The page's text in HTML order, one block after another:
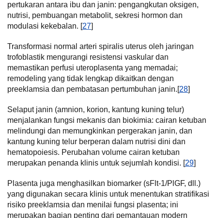
pertukaran antara ibu dan janin: pengangkutan oksigen,
nutrisi, pembuangan metabolit, sekresi hormon dan
modulasi kekebalan. [27]
Transformasi normal arteri spiralis uterus oleh jaringan
trofoblastik mengurangi resistensi vaskular dan
memastikan perfusi uteroplasenta yang memadai;
remodeling yang tidak lengkap dikaitkan dengan
preeklamsia dan pembatasan pertumbuhan janin.[28]
Selaput janin (amnion, korion, kantung kuning telur)
menjalankan fungsi mekanis dan biokimia: cairan ketuban
melindungi dan memungkinkan pergerakan janin, dan
kantung kuning telur berperan dalam nutrisi dini dan
hematopoiesis. Perubahan volume cairan ketuban
merupakan penanda klinis untuk sejumlah kondisi. [29]
Plasenta juga menghasilkan biomarker (sFlt-1/PlGF, dll.)
yang digunakan secara klinis untuk menentukan stratifikasi
risiko preeklamsia dan menilai fungsi plasenta; ini
merupakan bagian penting dari pemantauan modern